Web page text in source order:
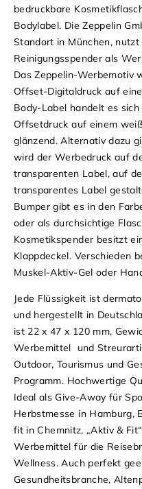
bedruckbare
Bodylabel. Die Zeppelin
Standort in München,
Reinigungsspender als
Das Zeppelin-Werbemotiv
Offset-Digitaldruck auf
Body-Label handelt es
Offsetdruck auf einem
glänzend. Alternativ dazu
wird der Werbedruck auf
transparenten Label, auf
transparentes Label
Bumper gibt es in den
oder als durchsichtige
Kosmetikspender besitzt
Klappdeckel. Verschieden
Muskel-Aktiv-Gel oder
Jede Flüssigkeit ist
und hergestellt in
ist 22 x 47 x 120 mm,
Werbemittel und
Outdoor, Tourismus und
Programm. Hochwertige
Ideal als Give-Away für
Herbstmesse in Hamburg,
fit in Chemnitz, „Aktiv &
Werbemittel für die
Wellness. Auch perfekt
Gesundheitsbranche,